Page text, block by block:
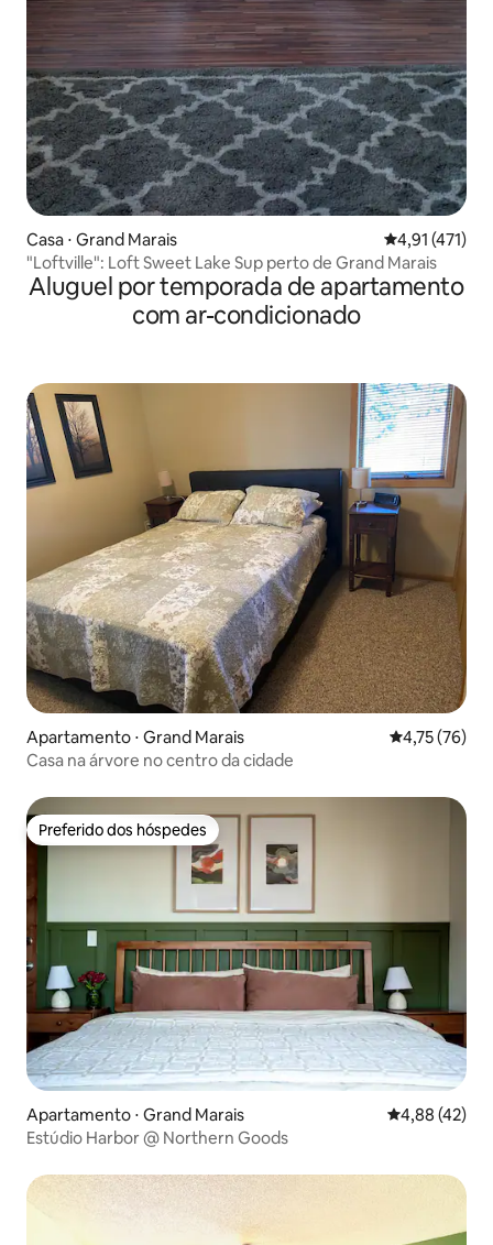
Casa ⋅ Grand Marais 4,91 de uma
4,91 (471)
"Loftville": Loft Sweet Lake Sup perto de Grand Marais
Aluguel por temporada de apartamento
com ar-condicionado
Apartamento ⋅ Grand Marais 4,75 de uma
4,75 (76)
Casa na árvore no centro da cidade
Preferido dos hóspedes
Preferido dos hóspedes
Apartamento ⋅ Grand Marais 4,88 de uma
4,88 (42)
Estúdio Harbor @ Northern Goods